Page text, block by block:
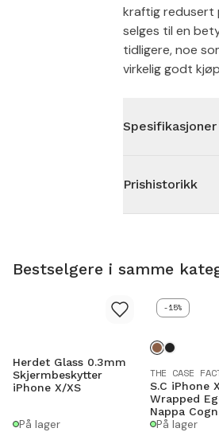
kraftig redusert
selges til en
tidligere, noe
virkelig godt
Spesifikasjoner
Prishistorikk
Bestselgere i samme
Herdet Glass 0.3mm
Skjermbeskytter
iPhone X/XS
På lager
-15%
THE CASE
S.C iPhone
Wrapped
Nappa
På lager